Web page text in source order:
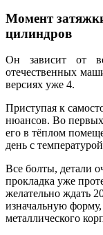
Момент
цилиндров
Он зависит от
отечественных
версиях уже 4.
Приступая к
нюансов. Во
его в тёплом
день с
Все болты, детали
прокладка уже
желательно ждать
изначальную
металлического